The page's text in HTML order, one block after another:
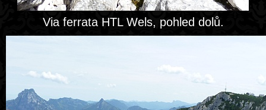
Via ferrata HTL Wels, pohled dolů.